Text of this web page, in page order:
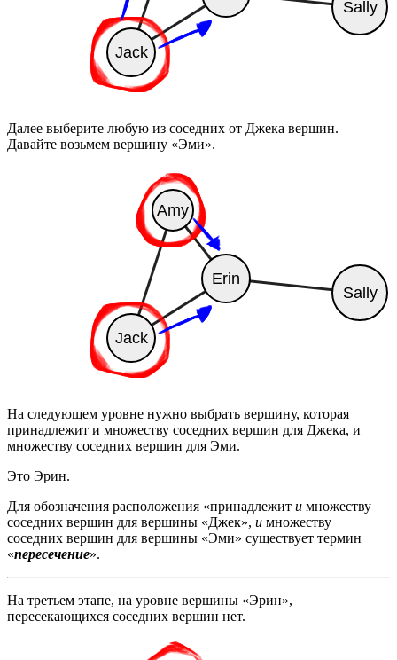
Далее выберите любую из соседних от Джека вершин.
Давайте возьмем вершину «Эми».
На следующем уровне нужно выбрать вершину, которая
принадлежит и множеству соседних вершин для Джека, и
множеству соседних вершин для Эми.
Это Эрин.
Для обозначения расположения «принадлежит и множеству
соседних вершин для вершины «Джек», и множеству
соседних вершин для вершины «Эми» существует термин
«пересечение».
На третьем этапе, на уровне вершины «Эрин»,
пересекающихся соседних вершин нет.